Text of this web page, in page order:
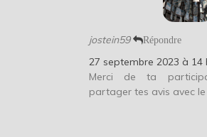
jostein59 Répondre
27 septembre 2023 à 14
Merci de ta
partager tes avis avec